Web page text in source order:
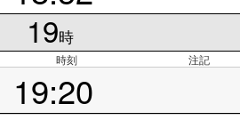
19時
時刻 注記
19:20